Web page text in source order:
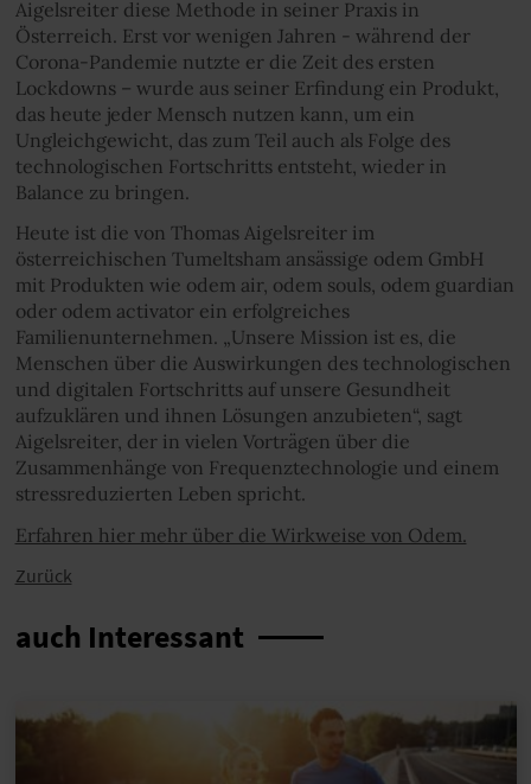
Aigelsreiter diese Methode in seiner Praxis in
Österreich. Erst vor wenigen Jahren - während der
Corona-Pandemie nutzte er die Zeit des ersten
Lockdowns – wurde aus seiner Erfindung ein Produkt,
das heute jeder Mensch nutzen kann, um ein
Ungleichgewicht, das zum Teil auch als Folge des
technologischen Fortschritts entsteht, wieder in
Balance zu bringen.
Heute ist die von Thomas Aigelsreiter im
österreichischen Tumeltsham ansässige odem GmbH
mit Produkten wie odem air, odem souls, odem guardian
oder odem activator ein erfolgreiches
Familienunternehmen. „Unsere Mission ist es, die
Menschen über die Auswirkungen des technologischen
und digitalen Fortschritts auf unsere Gesundheit
aufzuklären und ihnen Lösungen anzubieten“, sagt
Aigelsreiter, der in vielen Vorträgen über die
Zusammenhänge von Frequenztechnologie und einem
stressreduzierten Leben spricht.
Erfahren hier mehr über die Wirkweise von Odem.
Zurück
auch Interessant